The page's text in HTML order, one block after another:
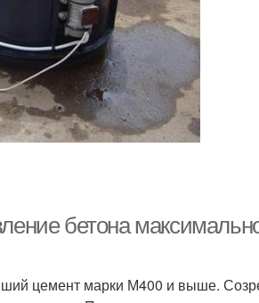
бетона
цемент марки М400 и выше.